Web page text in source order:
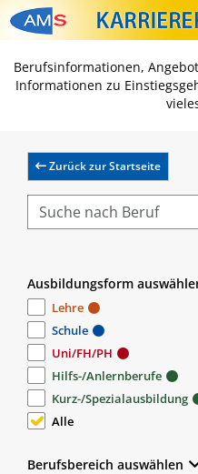
Berufsinformationen,
Informationen zu
Zurück zur Startseite
Ausbildungsform
Lehre
Schule
Uni/FH/PH
Hilfs-/Anlernberufe
Kurz-/Spezialausbildung
Alle
Berufsbereich auswählen